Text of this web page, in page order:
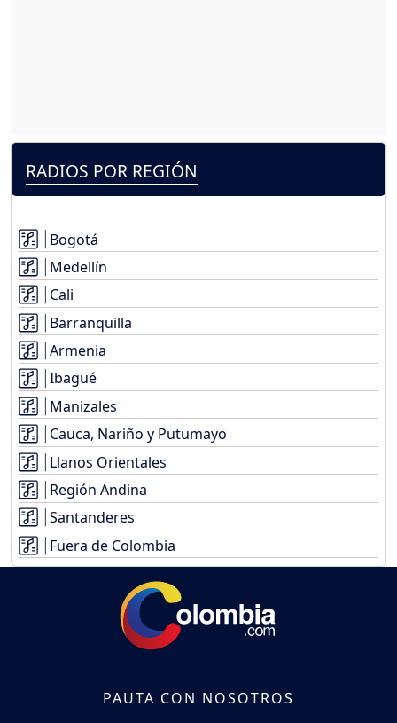
RADIOS POR REGIÓN
Bogotá
Medellín
Cali
Barranquilla
Armenia
Ibagué
Manizales
Cauca, Nariño y Putumayo
Llanos Orientales
Región Andina
Santanderes
Fuera de Colombia
PAUTA CON NOSOTROS